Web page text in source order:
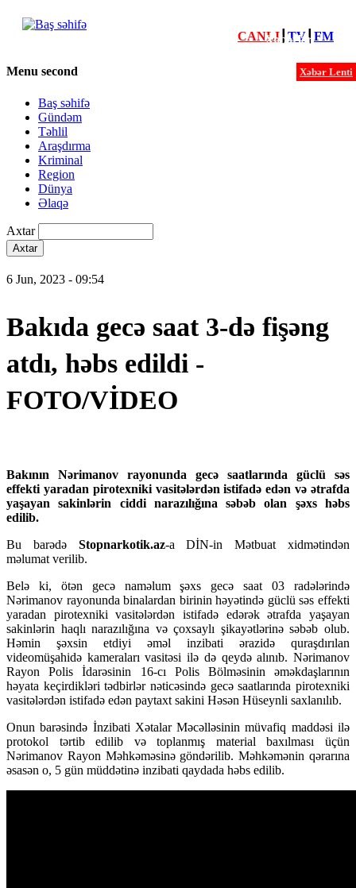
Xəbərlər
Xəbər Lenti
CANLI┃ TV┃ FM
Menu second
Baş səhifə
Gündəm
Təhlil
Araşdırma
Kriminal
Region
Dünya
Əlaqə
Axtar
6 Jun, 2023 - 09:54
Bakıda gecə saat 3-də fişəng
atdı, həbs edildi -
FOTO/VİDEO
Bakının Nərimanov rayonunda gecə saatlarında güclü səs
effekti yaradan pirotexniki vasitələrdən istifadə edən və ətrafda
yaşayan sakinlərin ciddi narazılığına səbəb olan şəxs həbs
edilib.
Bu barədə Stopnarkotik.az-a DİN-in Mətbuat xidmətindən
məlumat verilib.
Belə ki, ötən gecə naməlum şəxs gecə saat 03 radələrində
Nərimanov rayonunda binalardan birinin həyətində güclü səs effekti
yaradan pirotexniki vasitələrdən istifadə edərək ətrafda yaşayan
sakinlərin haqlı narazılığına və çoxsaylı şikayətlərinə səbəb olub.
Həmin şəxsin etdiyi əməl inzibati ərazidə quraşdırılan
videomüşahidə kameraları vasitəsi ilə də qeydə alınıb. Nərimanov
Rayon Polis İdarəsinin 16-cı Polis Bölməsinin əməkdaşlarının
həyata keçirdikləri tədbirlər nəticəsində gecə saatlarında pirotexniki
vasitələrdən istifadə edən paytaxt sakini Həsən Hüseynli saxlanılıb.
Onun barəsində İnzibati Xətalar Məcəlləsinin müvafiq maddəsi ilə
protokol tərtib edilib və toplanmış material baxılması üçün
Nərimanov Rayon Məhkəməsinə göndərilib. Məhkəmənin qərarına
əsasən o, 5 gün müddətinə inzibati qaydada həbs edilib.